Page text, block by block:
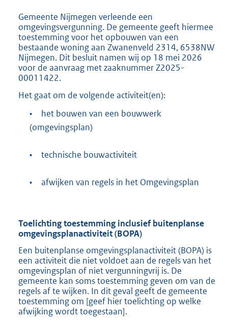
e
:
8
0
7
K
Gemeente Nijmegen verleende een
omgevingsvergunning. De gemeente geeft hiermee
toestemming voor het opbouwen van een
bestaande woning aan Zwanenveld 2314, 6538NW
Nijmegen. Dit besluit namen wij op 18 mei 2026
voor de aanvraag met zaaknummer Z2025-
00011422.
Het gaat om de volgende activiteit(en):
•
het bouwen van een bouwwerk
(omgevingsplan)
• technische bouwactiviteit
• afwijken van regels in het Omgevingsplan
Toelichting toestemming inclusief buitenplanse
omgevingsplanactiviteit (BOPA)
Een buitenplanse omgevingsplanactiviteit (BOPA) is
een activiteit die niet voldoet aan de regels van het
omgevingsplan of niet vergunningvrij is. De
gemeente kan soms toestemming geven om van de
regels af te wijken. In dit geval geeft de gemeente
toestemming om [geef hier toelichting op welke
afwijking wordt toegestaan].